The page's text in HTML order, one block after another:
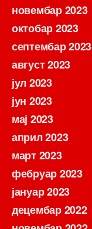
новембар 2023
октобар 2023
септембар 2023
август 2023
јул 2023
јун 2023
мај 2023
април 2023
март 2023
фебруар 2023
јануар 2023
децембар 2022